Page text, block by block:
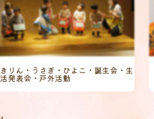
きりん・うさぎ・ひよこ・誕生会・生
活発表会・戸外活動